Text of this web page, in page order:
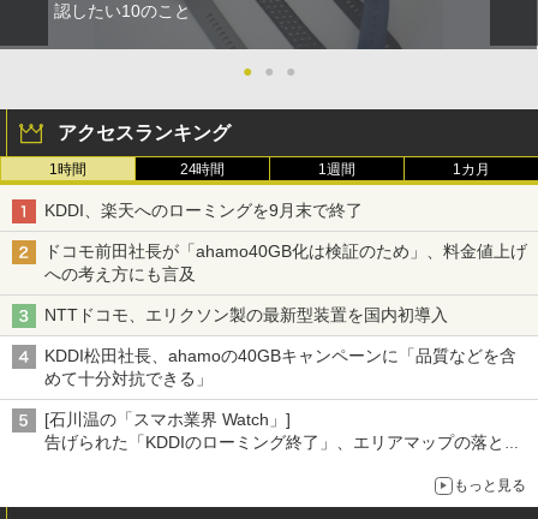
認したい10のこと
● ● ●
アクセスランキング
1時間 24時間 1週間 1カ月
KDDI、楽天へのローミングを9月末で終了
ドコモ前田社長が「ahamo40GB化は検証のため」、料金値上げ
への考え方にも言及
NTTドコモ、エリクソン製の最新型装置を国内初導入
KDDI松田社長、ahamoの40GBキャンペーンに「品質などを含
めて十分対抗できる」
[石川温の「スマホ業界 Watch」]
告げられた「KDDIのローミング終了」、エリアマップの落とし
もっと見る